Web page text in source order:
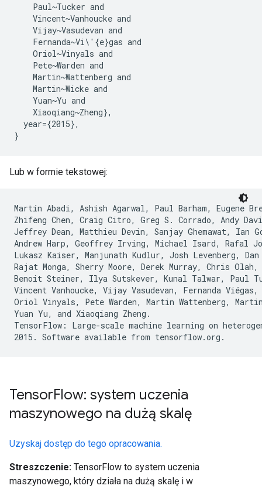
    Paul~Tucker and
    Vincent~Vanhoucke and
    Vijay~Vasudevan and
    Fernanda~Vi\'{e}gas and
    Oriol~Vinyals and
    Pete~Warden and
    Martin~Wattenberg and
    Martin~Wicke and
    Yuan~Yu and
    Xiaoqiang~Zheng},
  year={2015},
Lub w formie tekstowej:
Martín Abadi, Ashish Agarwal, Paul Barham, Eugene
Zhifeng Chen, Craig Citro, Greg S. Corrado, Andy
Jeffrey Dean, Matthieu Devin, Sanjay Ghemawat, Ian
Andrew Harp, Geoffrey Irving, Michael Isard, Rafal
Lukasz Kaiser, Manjunath Kudlur, Josh Levenberg,
Rajat Monga, Sherry Moore, Derek Murray, Chris Olah,
Benoit Steiner, Ilya Sutskever, Kunal Talwar, Paul
Vincent Vanhoucke, Vijay Vasudevan, Fernanda Viégas,
Oriol Vinyals, Pete Warden, Martin Wattenberg,
Yuan Yu, and Xiaoqiang Zheng.
TensorFlow: Large-scale machine learning on
TensorFlow: system uczenia
maszynowego na dużą skalę
Uzyskaj dostęp do tego opracowania.
Streszczenie: TensorFlow to system uczenia
maszynowego, który działa na dużą skalę i w